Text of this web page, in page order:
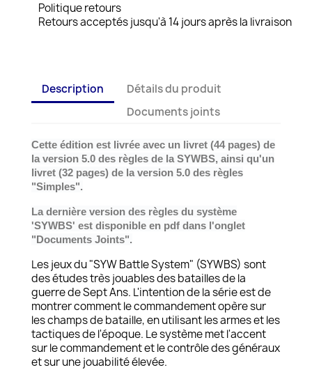
Politique retours
Retours acceptés jusqu'à 14 jours après la livraison
Description
Détails du produit
Documents joints
Cette édition est livrée avec un livret (44 pages) de
la version 5.0 des règles de la SYWBS, ainsi qu'un
livret (32 pages) de la version 5.0 des règles
"Simples".
La dernière version des règles du système
'SYWBS' est disponible en pdf dans l'onglet
"Documents Joints".
Les jeux du "SYW Battle System" (SYWBS) sont
des études très jouables des batailles de la
guerre de Sept Ans. L'intention de la série est de
montrer comment le commandement opère sur
les champs de bataille, en utilisant les armes et les
tactiques de l'époque. Le système met l'accent
sur le commandement et le contrôle des généraux
et sur une jouabilité élevée.